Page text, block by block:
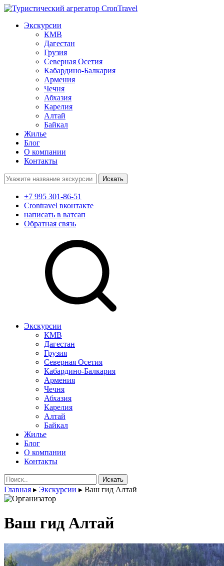
Экскурсии
КМВ
Дагестан
Грузия
Северная Осетия
Кабардино-Балкария
Армения
Чечня
Абхазия
Карелия
Алтай
Байкал
Жилье
Блог
О компании
Контакты
Поиск:
+7 995 301-86-51
Crontravel вконтакте
написать в ватсап
Обратная связь
Экскурсии
КМВ
Дагестан
Грузия
Северная Осетия
Кабардино-Балкария
Армения
Чечня
Абхазия
Карелия
Алтай
Байкал
Жилье
Блог
О компании
Контакты
Поиск:
Главная ▸ Экскурсии ▸ Ваш гид Алтай
Ваш гид Алтай